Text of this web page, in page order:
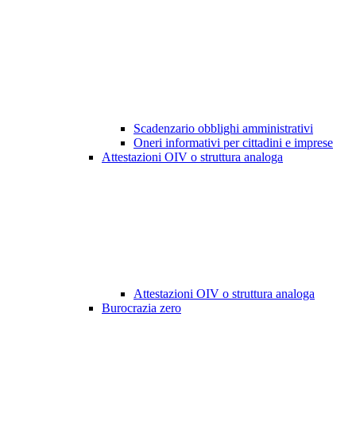
Scadenzario obblighi amministrativi
Oneri informativi per cittadini e imprese
Attestazioni OIV o struttura analoga
Attestazioni OIV o struttura analoga
Burocrazia zero